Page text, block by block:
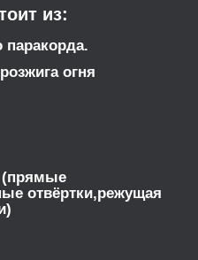
из:
паракорда.
огня
(прямые
отвёртки,режущая